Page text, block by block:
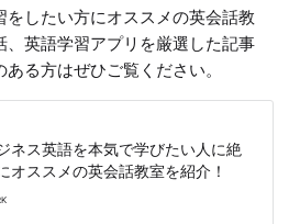
をしたい方にオススメの英会話教
、英語学習アプリを厳選した記事
る方はぜひご覧ください。
ネス英語を本気で学びたい人に絶
オススメの英会話教室を紹介！